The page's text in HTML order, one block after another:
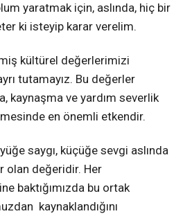
yaratmak için, aslında, hiç bir
ki isteyip karar verelim.
kültürel değerlerimizi
tutamayız. Bu değerler
kaynaşma ve yardım severlik
en önemli etkendir.
saygı, küçüğe sevgi aslında
olan değeridir. Her
baktığımızda bu ortak
kaynaklandığını